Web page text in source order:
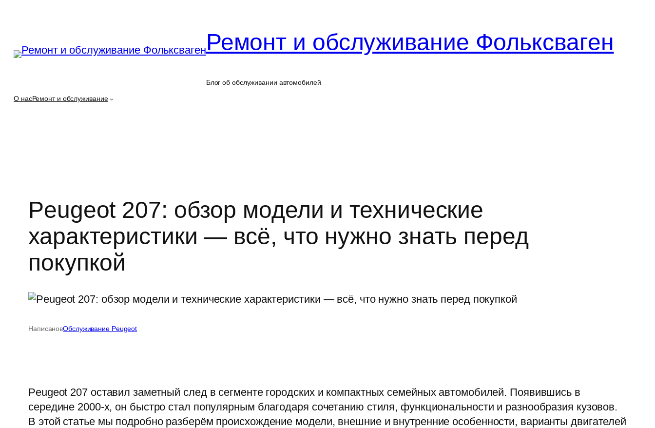
Ремонт и обслуживание Фольксваген
Блог об обслуживании автомобилей
О насРемонт и обслуживание
Peugeot 207: обзор модели и технические
характеристики — всё, что нужно знать перед
покупкой
НаписановОбслуживание Peugeot
Peugeot 207 оставил заметный след в сегменте городских и компактных семейных автомобилей. Появившись в
середине 2000-х, он быстро стал популярным благодаря сочетанию стиля, функциональности и разнообразия кузовов.
В этой статье мы подробно разберём происхождение модели, внешние и внутренние особенности, варианты двигателей